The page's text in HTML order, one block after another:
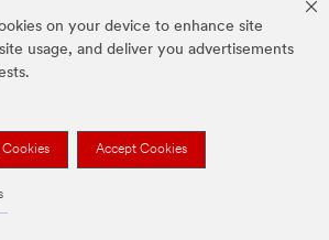
on your device to enhance site
usage, and deliver you advertisements
Cookies Accept Cookies